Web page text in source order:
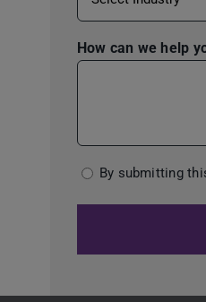
How can we help
Consent
By submitting